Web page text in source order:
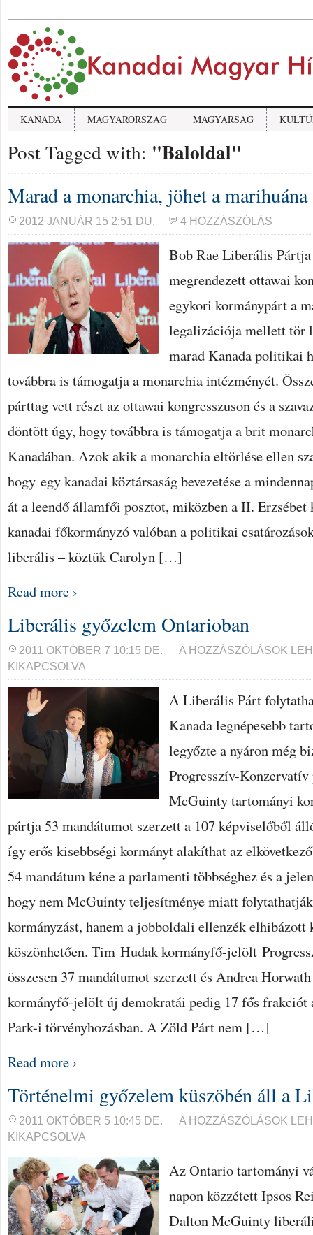
KANADA MAGYARORSZÁG MAGYARSÁG
Post Tagged with: "Baloldal"
Marad a monarchia, jöhet a marihuána
2012 JANUÁR 15 2:51 DU. 4 HOZZÁSZÓLÁS
Bob Rae Liberális
megrendezett ottawai
egykori kormánypárt a
legalizációja mellett tör
marad Kanada politikai
továbbra is támogatja a monarchia intézményét.
párttag vett részt az ottawai kongresszuson és a
döntött úgy, hogy továbbra is támogatja a brit
Kanadában. Azok akik a monarchia eltörlése ellen
hogy egy kanadai köztársaság bevezetése a
át a leendő államfői posztot, miközben a II.
kanadai főkormányzó valóban a politikai
liberális – köztük Carolyn […]
Read more ›
Liberális győzelem Ontarioban
2011 OKTÓBER 7 10:15 DE.
LIBERÁLIS
BEJEGYZÉSHEZ
A HOZZÁSZÓLÁSOK
KIKAPCSOLVA
A Liberális Párt
Kanada legnépesebb
legyőzte a nyáron még
Progresszív-
McGuinty tartományi
pártja 53 mandátumot szerzett a 107 képviselőből
így erős kisebbségi kormányt alakíthat az
54 mandátum kéne a parlamenti többséghez és a
hogy nem McGuinty teljesítménye miatt
kormányzást, hanem a jobboldali ellenzék elhibázott
köszönhetően. Tim Hudak kormányfő-jelölt
összesen 37 mandátumot szerzett és Andrea
kormányfő-jelölt új demokratái pedig 17 fős frakciót
Park-i törvényhozásban. A Zöld Párt nem […]
Read more ›
Történelmi győzelem küszöbén áll a
2011 OKTÓBER 5 10:45 DE.
TÖRTÉNELMI
ÁLL
LIBERÁLIS
BEJEGYZÉSHEZ
A HOZZÁSZÓLÁSOK
KIKAPCSOLVA
Az Ontario tartományi
napon közzétett Ipsos
Dalton McGuinty